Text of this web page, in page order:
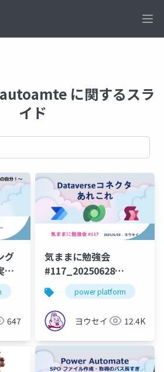
に関するスラ
イド
グ
家
power apps リスキリング
647
気ままに勉強会
#117_20250628
Dataverseコネクタあ
れこれ
power platform
ヨウセイ 12.4K